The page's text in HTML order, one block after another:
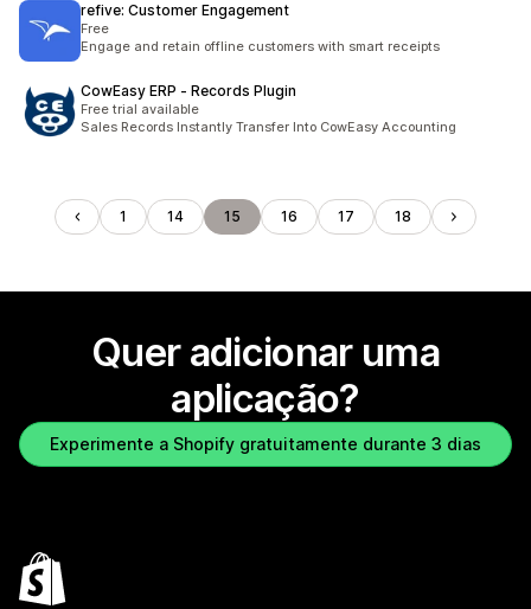
refive: Customer Engagement
Free
Engage and retain offline customers with smart receipts
CowEasy ERP ‑ Records Plugin
Free trial available
Sales Records Instantly Transfer Into CowEasy Accounting
1 14 15 16 17 18
Quer adicionar uma
aplicação?
Experimente a Shopify gratuitamente durante 3 dias